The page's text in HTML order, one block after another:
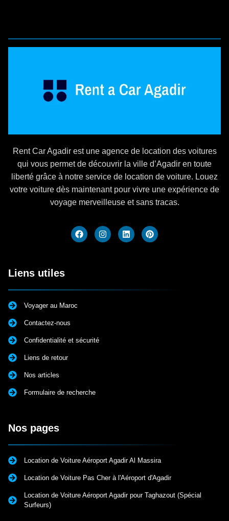
Rent Car Agadir est une agence de location des voitures
qui vous permet de découvrir la ville d’Agadir en toute
liberté grâce à notre service de location de voiture. Louez
votre voiture dès maintenant pour vivre une expérience de
voyage merveilleuse et sans tracas.
Liens utiles
Voyager au Maroc
Contactez-nous
Confidentialité et sécurité
Liens de retour
Nos articles
Formulaire de recherche
Nos pages
Location de Voiture Aéroport Agadir Al Massira
Location de Voiture Pas Cher à l'Aéroport d'Agadir
Location de Voiture Aéroport Agadir pour Taghazout (Spécial
Surfeurs)